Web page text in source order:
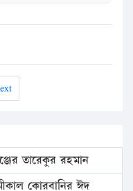
তারেকুর রহমান
কোরবানির ঈদ